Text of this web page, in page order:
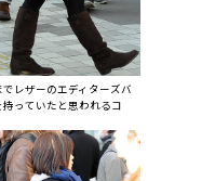
でレザーのエディターズバ
持っていたと思われるコ